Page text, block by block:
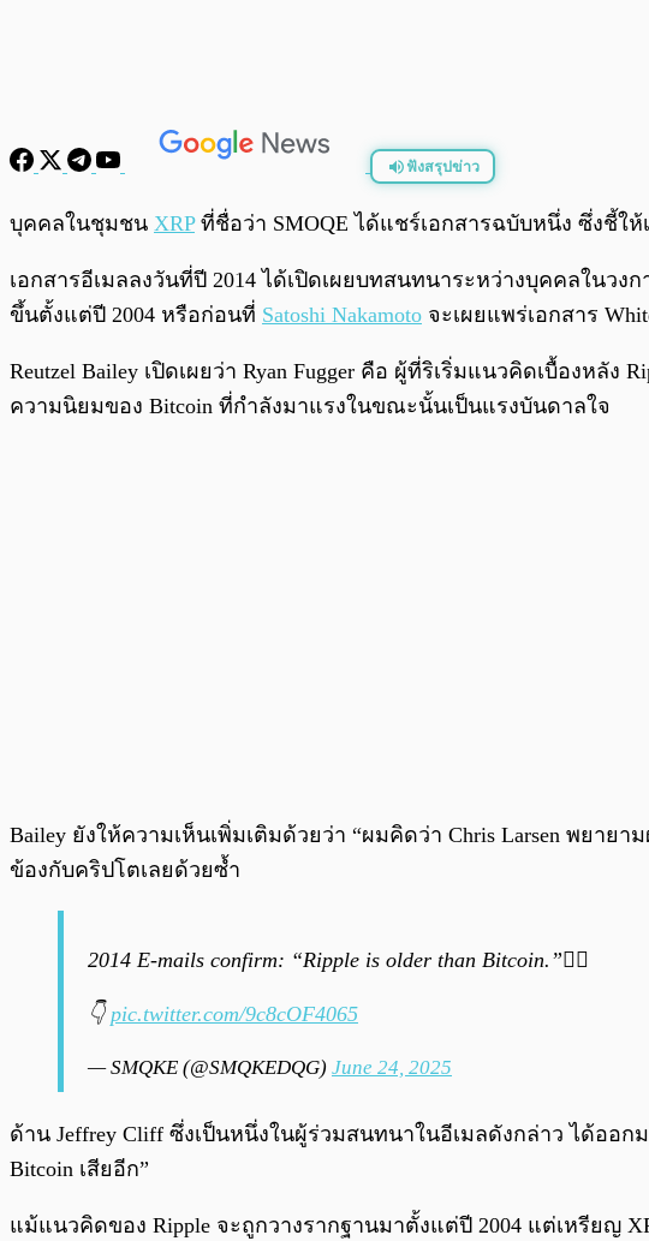
ฟังสรุปข่าว
พร้อมเล่น
บุคคลในชุมชน XRPที่ชื่อว่า SMOQE ได้แชร์เอกสารฉบับหนึ่ง ซึ่งชี้ให้
เอกสารอีเมลลงวันที่ปี 2014 ได้เปิดเผยบทสนทนาระหว่างบุคคลในวง
ขึ้นตั้งแต่ปี 2004 หรือก่อนที่ Satoshi Nakamoto จะเผยแพร่เอกสาร
Reutzel Bailey เปิดเผยว่า Ryan Fugger คือ ผู้ที่ริเริ่มแนวคิดเบื้องหลั
ความนิยมของ Bitcoin ที่กำลังมาแรงในขณะนั้นเป็นแรงบันดาลใจ
Bailey ยังให้ความเห็นเพิ่มเติมด้วยว่า “ผมคิดว่า Chris Larsen พยา
ข้องกับคริปโตเลยด้วยซ้ำ
2014 E-mails confirm: “Ripple is older than Bitcoin.”🙇‍♂️
👇 pic.twitter.com/9c8cOF4065
— SMQKE (@SMQKEDQG) June 24, 2025
ด้าน Jeffrey Cliff ซึ่งเป็นหนึ่งในผู้ร่วมสนทนาในอีเมลดังกล่าว ได้ออก
Bitcoin เสียอีก”
แม้แนวคิดของ Ripple จะถูกวางรากฐานมาตั้งแต่ปี 2004 แต่เหรียญ